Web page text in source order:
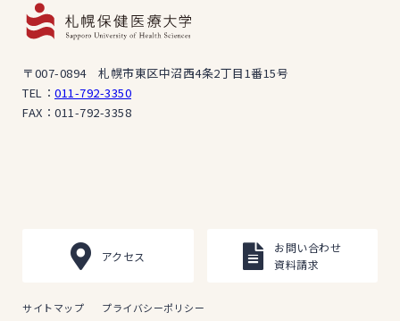
〒007-0894 札幌市東区中沼西4条2丁目1番15号
TEL： 011-792-3350
FAX：011-792-3358
アクセス
お問い合わせ
資料請求
サイトマップ プライバシーポリシー